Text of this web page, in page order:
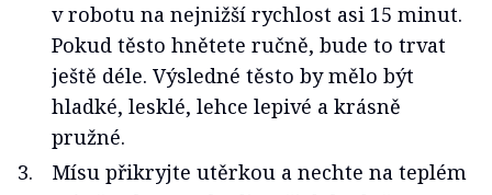
v robotu na nejnižší rychlost asi 15 minut.
Pokud těsto hnětete ručně, bude to trvat
ještě déle. Výsledné těsto by mělo být
hladké, lesklé, lehce lepivé a krásně
pružné.
Mísu přikryjte utěrkou a nechte na teplém